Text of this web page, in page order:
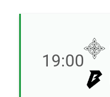
19:00